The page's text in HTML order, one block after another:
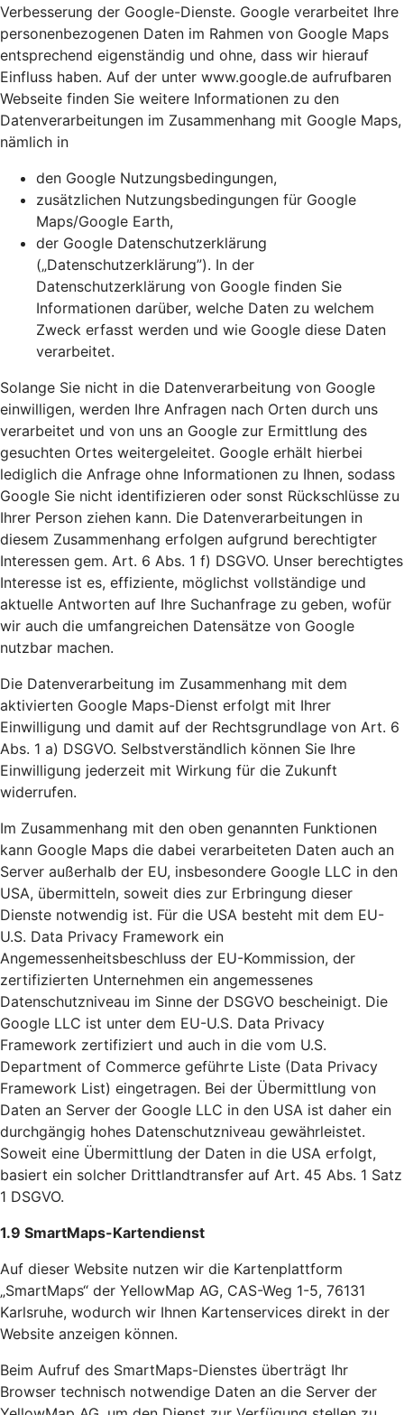
Verbesserung der Google-Dienste. Google verarbeitet Ihre
personenbezogenen Daten im Rahmen von Google Maps
entsprechend eigenständig und ohne, dass wir hierauf
Einfluss haben. Auf der unter www.google.de aufrufbaren
Webseite finden Sie weitere Informationen zu den
Datenverarbeitungen im Zusammenhang mit Google Maps,
nämlich in
den Google Nutzungsbedingungen,
zusätzlichen Nutzungsbedingungen für Google
Maps/Google Earth,
der Google Datenschutzerklärung
(„Datenschutzerklärung”). In der
Datenschutzerklärung von Google finden Sie
Informationen darüber, welche Daten zu welchem
Zweck erfasst werden und wie Google diese Daten
verarbeitet.
Solange Sie nicht in die Datenverarbeitung von Google
einwilligen, werden Ihre Anfragen nach Orten durch uns
verarbeitet und von uns an Google zur Ermittlung des
gesuchten Ortes weitergeleitet. Google erhält hierbei
lediglich die Anfrage ohne Informationen zu Ihnen, sodass
Google Sie nicht identifizieren oder sonst Rückschlüsse zu
Ihrer Person ziehen kann. Die Datenverarbeitungen in
diesem Zusammenhang erfolgen aufgrund berechtigter
Interessen gem. Art. 6 Abs. 1 f) DSGVO. Unser berechtigtes
Interesse ist es, effiziente, möglichst vollständige und
aktuelle Antworten auf Ihre Suchanfrage zu geben, wofür
wir auch die umfangreichen Datensätze von Google
nutzbar machen.
Die Datenverarbeitung im Zusammenhang mit dem
aktivierten Google Maps-Dienst erfolgt mit Ihrer
Einwilligung und damit auf der Rechtsgrundlage von Art. 6
Abs. 1 a) DSGVO. Selbstverständlich können Sie Ihre
Einwilligung jederzeit mit Wirkung für die Zukunft
widerrufen.
Im Zusammenhang mit den oben genannten Funktionen
kann Google Maps die dabei verarbeiteten Daten auch an
Server außerhalb der EU, insbesondere Google LLC in den
USA, übermitteln, soweit dies zur Erbringung dieser
Dienste notwendig ist. Für die USA besteht mit dem EU-
U.S. Data Privacy Framework ein
Angemessenheitsbeschluss der EU-Kommission, der
zertifizierten Unternehmen ein angemessenes
Datenschutzniveau im Sinne der DSGVO bescheinigt. Die
Google LLC ist unter dem EU-U.S. Data Privacy
Framework zertifiziert und auch in die vom U.S.
Department of Commerce geführte Liste (Data Privacy
Framework List) eingetragen. Bei der Übermittlung von
Daten an Server der Google LLC in den USA ist daher ein
durchgängig hohes Datenschutzniveau gewährleistet.
Soweit eine Übermittlung der Daten in die USA erfolgt,
basiert ein solcher Drittlandtransfer auf Art. 45 Abs. 1 Satz
1 DSGVO.
1.9 SmartMaps-Kartendienst
Auf dieser Website nutzen wir die Kartenplattform
„SmartMaps“ der YellowMap AG, CAS-Weg 1-5, 76131
Karlsruhe, wodurch wir Ihnen Kartenservices direkt in der
Website anzeigen können.
Beim Aufruf des SmartMaps-Dienstes überträgt Ihr
Browser technisch notwendige Daten an die Server der